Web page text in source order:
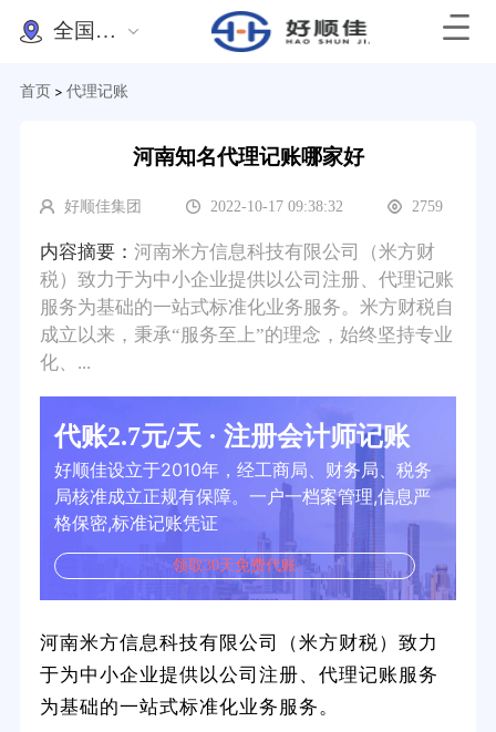
全国办理
首页 > 代理记账
河南知名代理记账哪家好
好顺佳集团 2022-10-17 09:38:32 2759
内容摘要： 河南米方信息科技有限公司（米方财
税）致力于为中小企业提供以公司注册、代理记账
服务为基础的一站式标准化业务服务。米方财税自
成立以来，秉承“服务至上”的理念，始终坚持专业
化、...
代账2.7元/天 · 注册会计师记账
好顺佳设立于2010年，经工商局、财务局、税务
局核准成立正规有保障。一户一档案管理,信息严
格保密,标准记账凭证
领取30天免费代账
河南米方信息科技有限公司（米方财税）致力
于为中小企业提供以公司注册、代理记账服务
为基础的一站式标准化业务服务。